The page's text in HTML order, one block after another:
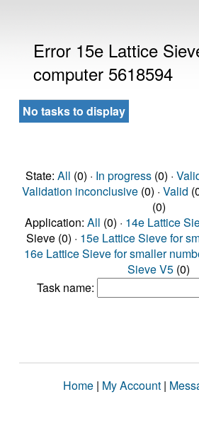
Error 15e Lattice
computer 5618594
No tasks to display
State: All (0) · In progress(0) ·
Validation inconclusive(0) · Valid
(0)
Application: All (0) · 14e Lattice
Sieve (0) · 15e Lattice Sieve for
16e Lattice Sieve for smaller
Sieve V5 (0)
Task name:
Home | My Account |